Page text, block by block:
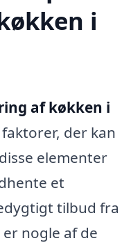
i
af køkken i
der kan
elementer
et
tilbud fra
nogle af de